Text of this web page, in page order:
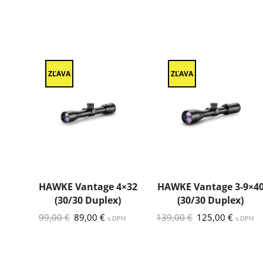
ZĽAVA
HAWKE Vantage 4×32
(30/30 Duplex)
99,00€ Pôvodná
89,00 €Aktuálna
s DPH
ZĽAVA
HAWKE Vantage 3-
(30/30 Duplex)
139,00€ Pôvodná
125,00 €Aktuálna
s DPH